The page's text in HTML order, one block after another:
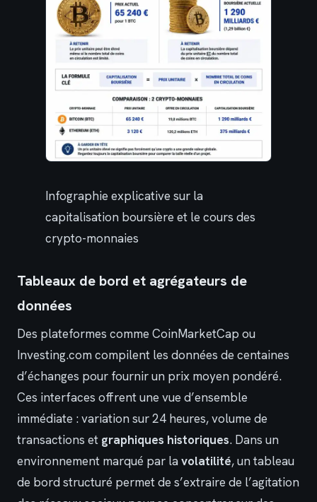
Infographie explicative sur la
capitalisation boursière et le cours des
crypto-monnaies
Tableaux de bord et agrégateurs de
données
Des plateformes comme CoinMarketCap ou
Investing.com compilent les données de centaines
d’échanges pour fournir un prix moyen pondéré.
Ces interfaces offrent une vue d’ensemble
immédiate : variation sur 24 heures, volume de
transactions et graphiques historiques. Dans un
environnement marqué par lavolatilité, un tableau
de bord structuré permet de s’extraire de l’agitation